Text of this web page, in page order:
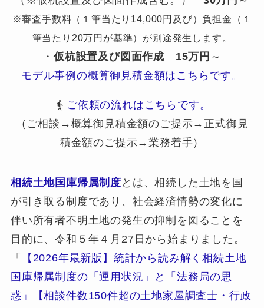
※審査手数料（１筆当たり14,000円及び）負担金（１
筆当たり20万円が基準）が別途発生します。
・ 仮杭設置及び図面作成 15万円 ～
モデル事例の概算御見積金額はこちらです。
ご依頼の流れはこちらです。
（ご相談→概算御見積金額のご提示→正式御見
積金額のご提示→業務着手）
相続土地国庫帰属制度 とは、相続した土地を国
が引き取る制度であり、社会経済情勢の変化に
伴い所有者不明土地の発生の抑制を図ることを
目的に、令和５年４月27日から始まりました。
「
【2026年最新版】統計から読み解く相続土地
国庫帰属制度の「運用状況」と「法務局の思
惑」【相談件数150件超の土地家屋調査士・行政